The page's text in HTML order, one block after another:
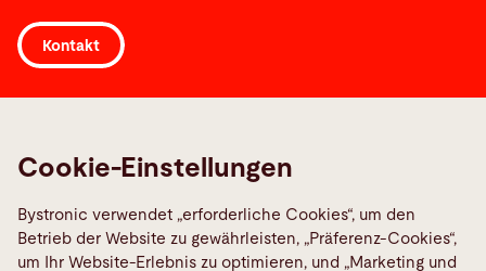
Kontakt
TeamViewer
Cookie-Einstellungen
Bystronic verwendet „erforderliche Cookies“, um den
Betrieb der Website zu gewährleisten, „Präferenz-Cookies“,
um Ihr Website-Erlebnis zu optimieren, und „Marketing und